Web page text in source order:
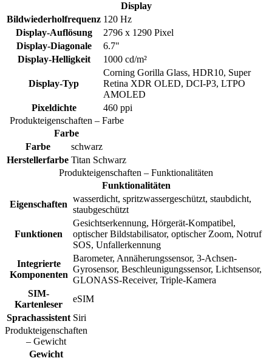
Display
Bildwiederholfrequenz 120 Hz
Display-Auflösung
2796 x 1290 Pixel
Display-Diagonale
6.7"
Display-Helligkeit
1000 cd/m²
Display-Typ
Corning Gorilla Glass, HDR10, Super
Retina XDR OLED, DCI-P3, LTPO
AMOLED
Pixeldichte
460 ppi
Produkteigenschaften – Farbe
Farbe
Farbe
schwarz
Herstellerfarbe Titan Schwarz
Produkteigenschaften – Funktionalitäten
Funktionalitäten
Eigenschaften
wasserdicht, spritzwassergeschützt, staubdicht,
staubgeschützt
Funktionen
Gesichtserkennung, Hörgerät-Kompatibel,
optischer Bildstabilisator, optischer Zoom, Notruf
SOS, Unfallerkennung
Integrierte
Komponenten
Barometer, Annäherungssensor, 3-Achsen-
Gyrosensor, Beschleunigungssensor, Lichtsensor,
GLONASS-Receiver, Triple-Kamera
SIM-
Kartenleser
eSIM
Sprachassistent Siri
Produkteigenschaften
– Gewicht
Gewicht